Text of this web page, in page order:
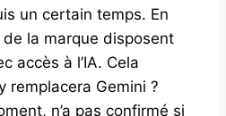
un certain temps. En
la marque disposent
accès à l’IA. Cela
remplacera Gemini ?
n’a pas confirmé si